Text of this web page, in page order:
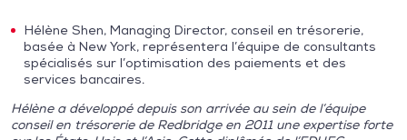
Hélène Shen, Managing Director, conseil en trésorerie,
basée à New York, représentera l’équipe de consultants
spécialisés sur l’optimisation des paiements et des
services bancaires.
Hélène a développé depuis son arrivée au sein de l’équipe
conseil en trésorerie de Redbridge en 2011 une expertise forte